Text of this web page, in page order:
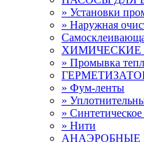
» Установки
» Наружная
ХИМИЧЕСКИЕ
» Промывка
» Фум-ленты
»
»
» Нити
АНАЭРОБНЫЕ